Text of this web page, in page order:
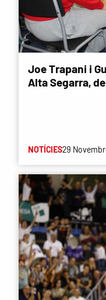
Joe Trapani i
Alta Segarra,
NOTÍCIES29